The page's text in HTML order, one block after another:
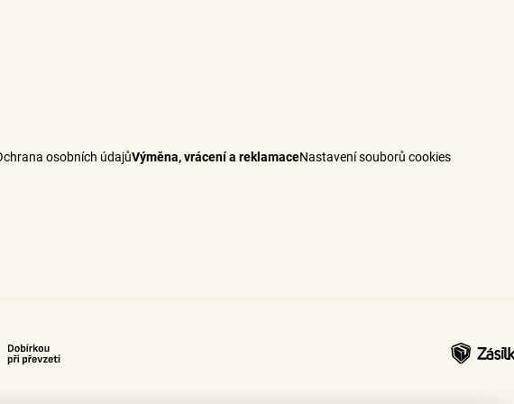
osobních údajůVýměna, vrácení a reklamaceNastavení souborů cookies